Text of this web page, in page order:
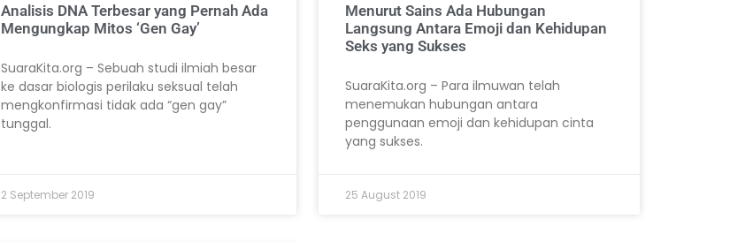
Analisis DNA Terbesar yang Pernah Ada
Mengungkap Mitos ‘Gen Gay’
SuaraKita.org – Sebuah studi ilmiah besar
ke dasar biologis perilaku seksual telah
mengkonfirmasi tidak ada “gen gay”
tunggal.
2 September 2019
Menurut Sains Ada Hubungan
Langsung Antara Emoji dan Kehidupan
Seks yang Sukses
SuaraKita.org – Para ilmuwan telah
menemukan hubungan antara
penggunaan emoji dan kehidupan cinta
yang sukses.
25 August 2019